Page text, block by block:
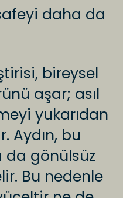
daha da
bireysel
aşar; asıl
yukarıdan
Aydın, bu
da gönülsüz
Bu nedenle